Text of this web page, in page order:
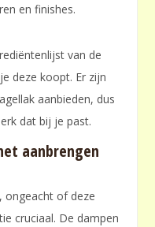
en finishes.
van de
deze koopt. Er zijn
aanbieden, dus
dat bij je past.
aanbrengen
ongeacht of deze
cruciaal. De dampen